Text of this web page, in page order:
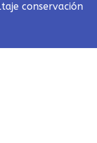
conservación